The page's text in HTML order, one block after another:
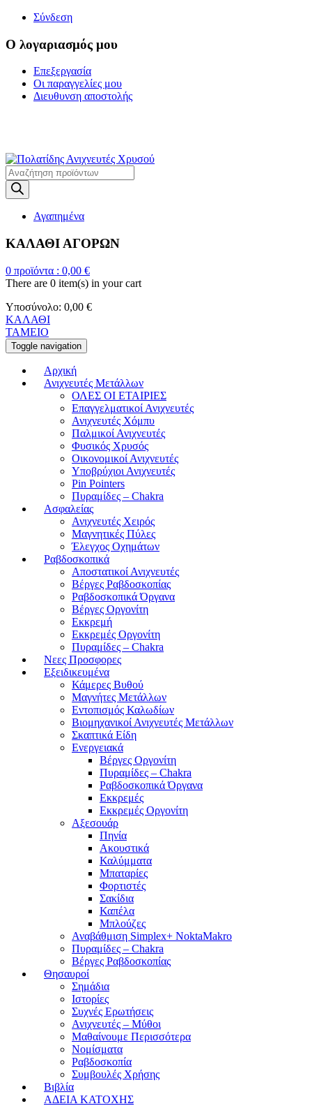
Σύνδεση
Ο λογαριασμός μου
Επεξεργασία
Οι παραγγελίες μου
Διευθυνση αποστολής
Products
search
Αγαπημένα
ΚΑΛΑΘΙ ΑΓΟΡΩΝ
0 προϊόντα : 0,00 €
There are 0 item(s) in your cart
Υποσύνολο: 0,00 €
ΚΑΛΑΘΙ
ΤΑΜΕΙΟ
Toggle navigation
Αρχική
Ανιχνευτές Μετάλλων
ΟΛΕΣ ΟΙ ΕΤΑΙΡΙΕΣ
Επαγγελματικοί Ανιχνευτές
Ανιχνευτές Χόμπυ
Παλμικοί Ανιχνευτές
Φυσικός Χρυσός
Οικονομικοί Ανιχνευτές
Υποβρύχιοι Ανιχνευτές
Pin Pointers
Πυραμίδες – Chakra
Ασφαλείας
Ανιχνευτές Χειρός
Μαγνητικές Πύλες
Έλεγχος Οχημάτων
Ραβδοσκοπικά
Αποστατικοί Ανιχνευτές
Βέργες Ραβδοσκοπίας
Ραβδοσκοπικά Όργανα
Βέργες Οργονίτη
Εκκρεμή
Εκκρεμές Οργονίτη
Πυραμίδες – Chakra
Νεες Προσφορες
Εξειδικευμένα
Κάμερες Βυθού
Μαγνήτες Μετάλλων
Εντοπισμός Καλωδίων
Βιομηχανικοί Ανιχνευτές Μετάλλων
Σκαπτικά Είδη
Ενεργειακά
Βέργες Οργονίτη
Πυραμίδες – Chakra
Ραβδοσκοπικά Όργανα
Εκκρεμές
Εκκρεμές Οργονίτη
Αξεσουάρ
Πηνία
Ακουστικά
Καλύμματα
Μπαταρίες
Φορτιστές
Σακίδια
Καπέλα
Μπλούζες
Αναβάθμιση Simplex+ NoktaMakro
Πυραμίδες – Chakra
Βέργες Ραβδοσκοπίας
Θησαυροί
Σημάδια
Ιστορίες
Συχνές Ερωτήσεις
Ανιχνευτές – Μύθοι
Μαθαίνουμε Περισσότερα
Νομίσματα
Ραβδοσκοπία
Συμβουλές Χρήσης
Βιβλία
ΑΔΕΙΑ ΚΑΤΟΧΗΣ